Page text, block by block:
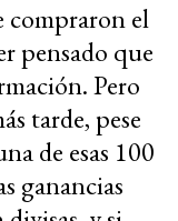
compraron el
pensado que
Pero
tarde, pese
de esas 100
ganancias